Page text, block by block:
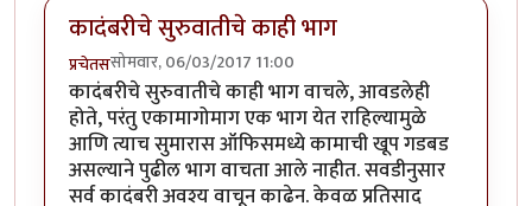
कादंबरीचे सुरुवातीचे काही भाग
प्रचेतससोमवार, 06/03/2017 11:00
कादंबरीचे सुरुवातीचे काही भाग वाचले, आवडलेही
होते, परंतु एकामागोमाग एक भाग येत राहिल्यामुळे
आणि त्याच सुमारास ऑफिसमध्ये कामाची खूप गडबड
असल्याने पुढील भाग वाचता आले नाहीत. सवडीनुसार
सर्व कादंबरी अवश्य वाचून काढेन. केवळ प्रतिसाद